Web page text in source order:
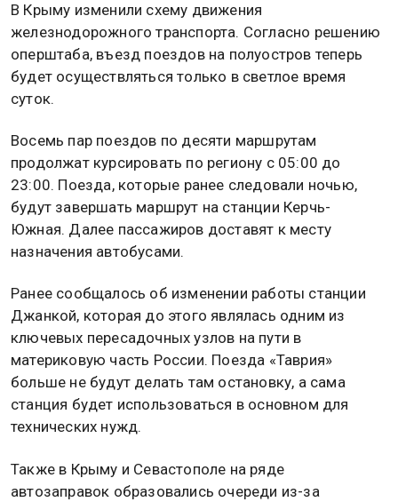
В Крыму изменили схему движения
железнодорожного транспорта. Согласно решению
оперштаба, въезд поездов на полуостров теперь
будет осуществляться только в светлое время
суток.
Восемь пар поездов по десяти маршрутам
продолжат курсировать по региону с 05:00 до
23:00. Поезда, которые ранее следовали ночью,
будут завершать маршрут на станции Керчь-
Южная. Далее пассажиров доставят к месту
назначения автобусами.
Ранее сообщалось об изменении работы станции
Джанкой, которая до этого являлась одним из
ключевых пересадочных узлов на пути в
материковую часть России. Поезда «Таврия»
больше не будут делать там остановку, а сама
станция будет использоваться в основном для
технических нужд.
Также в Крыму и Севастополе на ряде
автозаправок образовались очереди из-за